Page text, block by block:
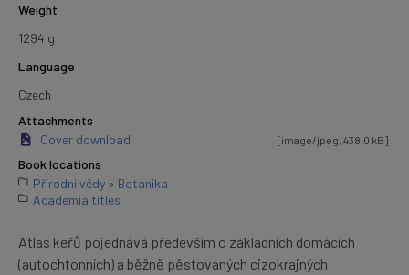
Weight
1294 g
Language
Czech
Attachments
Cover download
[image/jpeg, 438.0 kB]
Book locations
Přírodní vědy » Botanika
Academia titles
Atlas keřů pojednává především o základních domácích
(autochtonních) a běžně pěstovaných cizokrajných